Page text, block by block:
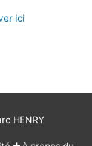
ici
HENRY